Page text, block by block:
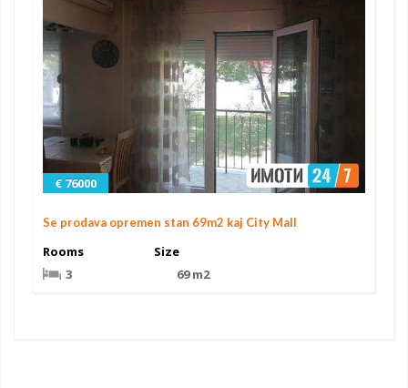
€ 76000
Se prodava opremen stan 69m2 kaj City Mall
Rooms
3
Size
69 m2